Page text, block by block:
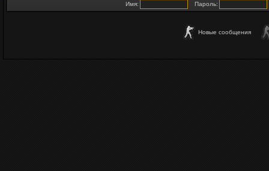
Имя: Пароль:
Новые сообщения